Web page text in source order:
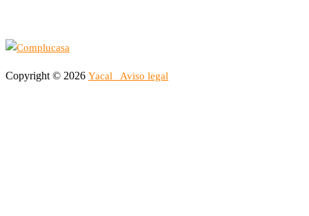
Copyright © 2026 Yacal Aviso legal